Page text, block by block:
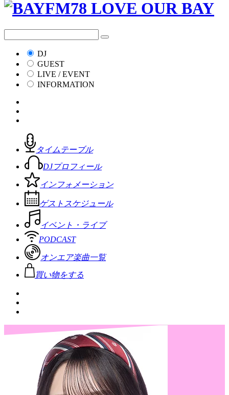
DJ
GUEST
LIVE / EVENT
INFORMATION
タイムテーブル
DJプロフィール
インフォメーション
ゲストスケジュール
イベント・ライブ
PODCAST
オンエア楽曲一覧
買い物をする